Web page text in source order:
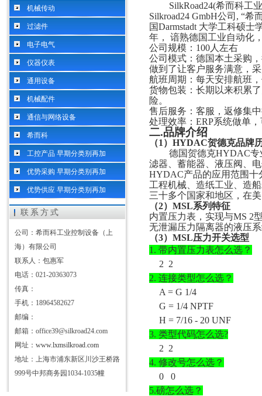
机械传动
过滤件
电子电气
仪器仪表
通用设备
机械配件
通信与网络设备
希而科
工控产品 早期分类别再加
优势采购 早期分类别再加
优势供应 早期分类别再加
联系方式
公司：希而科工业控制设备（上
海）有限公司
联系人：包惠军
电话：021-20363073
传真：
手机：18964582627
邮编：
邮箱：office39@silkroad24.com
网址： www.lxmsilkroad.com
地址：上海市浦东新区川沙王桥路
999号中邦商务园1034-1035幢
SilkRoad24(希而科工
Silkroad24 GmbH公司, “
国Darmstadt 大学工科硕士
年， 谙熟德国工业自动化
公司规模： 100人左右
公司模式：德国本土采购
做到了让客户服务满意，
航班周期：每天安排航班
货物包装：长期以来积累
险。
售后服务：客服，返修集
处理效率： ERP系统做单
二.品牌介绍
（1） HYDAC贺德克品牌
德国贺德克HYDAC专
滤器、蓄能器、液压阀、
HYDAC产品的应用范围十
工程机械、造纸工业、造
三十多个国家和地区，在
（2） MSL系列特征
内置压力表，实现与MS 2
无泄漏压力隔离器的液压
（3）MSL压力开关选型
1. 带内置压力表怎么选？
2 2
2. 连接类型怎么选？
A = G 1/4
G = 1/4 NPTF
H = 7/16 - 20 UNF
3. 类型代码怎么选?
2 2
4. 修改号怎么选？
0 0
5.磅怎么选？